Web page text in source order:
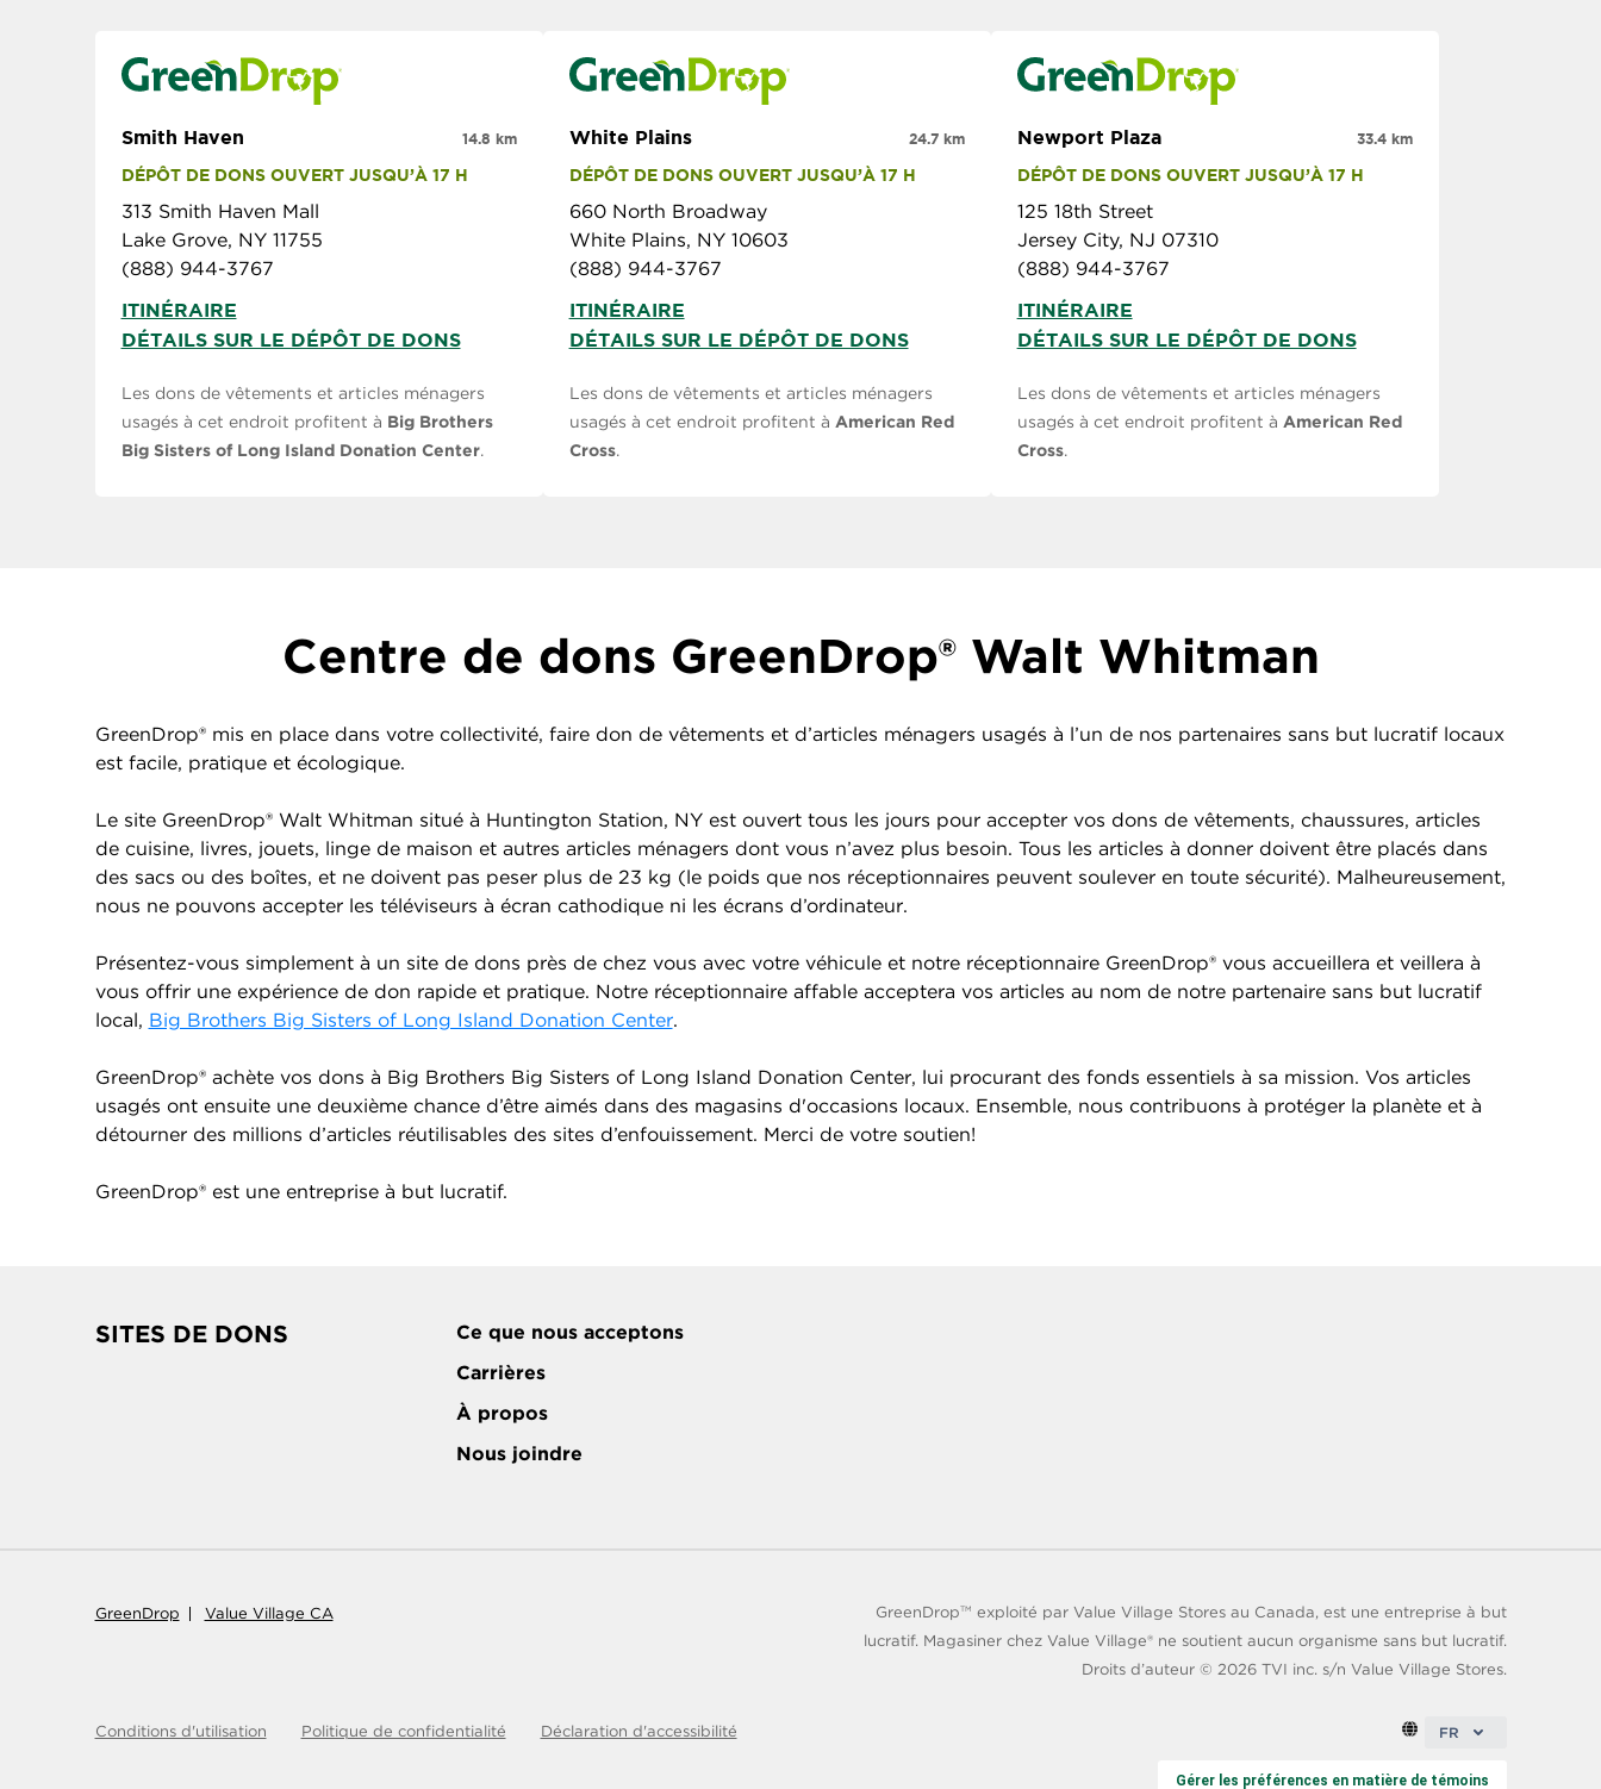
Smith Haven
DÉPÔT DE DONS OUVERT JUSQU’À 17 H
313 Smith Haven Mall
Lake Grove, NY 11755
(888) 944-3767
14.8 km
ITINÉRAIRE
DÉTAILS SUR LE DÉPÔT DE DONS
Les dons de vêtements et articles ménagers
usagés à cet endroit profitent à Big Brothers
Big Sisters of Long Island Donation Center.
White Plains
DÉPÔT DE DONS OUVERT JUSQU’À 17 H
660 North Broadway
White Plains, NY 10603
(888) 944-3767
24.7 km
ITINÉRAIRE
DÉTAILS SUR LE DÉPÔT DE DONS
Les dons de vêtements et articles ménagers
usagés à cet endroit profitent à American Red
Cross.
Newport Plaza
DÉPÔT DE DONS OUVERT JUSQU’À 17 H
125 18th Street
Jersey City, NJ 07310
(888) 944-3767
33.4 km
ITINÉRAIRE
DÉTAILS SUR LE DÉPÔT DE DONS
Les dons de vêtements et articles ménagers
usagés à cet endroit profitent à American Red
Cross.
Centre de dons GreenDrop® Walt Whitman
GreenDrop® mis en place dans votre collectivité, faire don de vêtements et d’articles ménagers usagés à l’un de nos partenaires sans but lucratif locaux
est facile, pratique et écologique.
Le site GreenDrop® Walt Whitman situé à Huntington Station, NY est ouvert tous les jours pour accepter vos dons de vêtements, chaussures, articles
de cuisine, livres, jouets, linge de maison et autres articles ménagers dont vous n’avez plus besoin. Tous les articles à donner doivent être placés dans
des sacs ou des boîtes, et ne doivent pas peser plus de 23 kg (le poids que nos réceptionnaires peuvent soulever en toute sécurité). Malheureusement,
nous ne pouvons accepter les téléviseurs à écran cathodique ni les écrans d’ordinateur.
Présentez-vous simplement à un site de dons près de chez vous avec votre véhicule et notre réceptionnaire GreenDrop® vous accueillera et veillera à
vous offrir une expérience de don rapide et pratique. Notre réceptionnaire affable acceptera vos articles au nom de notre partenaire sans but lucratif
local, Big Brothers Big Sisters of Long Island Donation Center.
GreenDrop® achète vos dons à Big Brothers Big Sisters of Long Island Donation Center, lui procurant des fonds essentiels à sa mission. Vos articles
usagés ont ensuite une deuxième chance d’être aimés dans des magasins d'occasions locaux. Ensemble, nous contribuons à protéger la planète et à
détourner des millions d’articles réutilisables des sites d’enfouissement. Merci de votre soutien!
GreenDrop® est une entreprise à but lucratif.
SITES DE DONS
Ce que nous acceptons
Carrières
À propos
Nous joindre
GreenDrop Value Village CA GreenDropTM
exploité par Value Village Stores au Canada, est une entreprise à but
lucratif. Magasiner chez Value Village® ne soutient aucun organisme sans but lucratif.
Droits d’auteur © 2026TVI inc. s/n Value Village Stores.
Conditions d'utilisation Politique de confidentialité Déclaration d'accessibilité FR
Gérer les préférences en matière de témoins